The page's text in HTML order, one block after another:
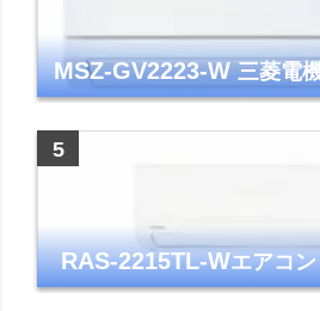
MSZ-GV2223-W三菱電
アコン GVシリーズ おも
RAS-2215TL-Wエアコ
年モデル TLシリーズ ホワ